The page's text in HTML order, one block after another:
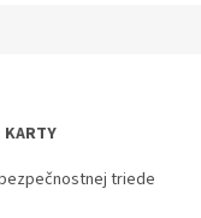
triede